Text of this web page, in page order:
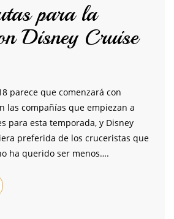
para la
Disney Cruise
parece que comenzará con
las compañías que empiezan a
para esta temporada, y Disney
preferida de los cruceristas que
ha querido ser menos….